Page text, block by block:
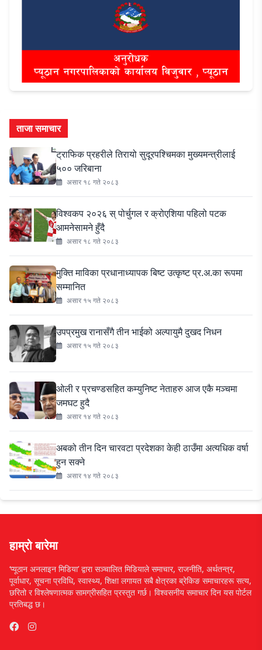
ताजा समाचार
ट्राफिक प्रहरीले तिरायो सुदूरपश्चिमका मुख्यमन्त्रीलाई
५०० जरिबाना
असार १८ गते २०८३
विश्वकप २०२६ स् पोर्चुगल र क्रोएशिया पहिलो पटक
आमनेसामने हुँदै
असार १८ गते २०८३
मुक्ति माविका प्रधानाध्यापक बिष्ट उत्कृष्ट प्र.अ.का रूपमा
सम्मानित
असार १५ गते २०८३
उपप्रमुख रानासँगै तीन भाईको अल्पायुमै दुखद निधन
असार १५ गते २०८३
ओली र प्रचण्डसहित कम्युनिष्ट नेताहरु आज एकै मञ्चमा
जमघट हुदै
असार १४ गते २०८३
अबको तीन दिन चारवटा प्रदेशका केही ठाउँमा अत्यधिक वर्षा
हुन सक्ने
असार १४ गते २०८३
हाम्रो बारेमा
‘प्यूठान अनलाइन मिडिया’ द्वारा सञ्चालित मिडियाले समाचार, राजनीति, अर्थतन्त्र,
पूर्वाधार, सूचना प्रविधि, स्वास्थ्य, शिक्षा लगायत सबै क्षेत्रका ब्रेकिङ समाचारहरू सत्य,
छरितो र विश्लेषणात्मक सामग्रीसहित प्रस्तुत गर्छ। विश्वसनीय समाचार दिन यस पोर्टल
प्रतिबद्ध छ।